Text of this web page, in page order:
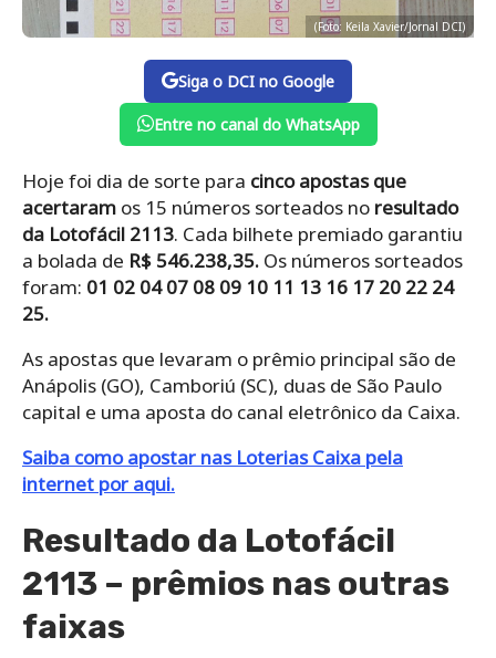
(Foto: Keila Xavier/Jornal DCI)
Siga o DCI no Google
Entre no canal do WhatsApp
Hoje foi dia de sorte para cinco apostas que
acertaram os 15 números sorteados no resultado
da Lotofácil 2113. Cada bilhete premiado garantiu
a bolada de R$ 546.238,35. Os números sorteados
foram: 01 02 04 07 08 09 10 11 13 16 17 20 22 24
25.
As apostas que levaram o prêmio principal são de
Anápolis (GO), Camboriú (SC), duas de São Paulo
capital e uma aposta do canal eletrônico da Caixa.
Saiba como apostar nas Loterias Caixa pela
internet por aqui.
Resultado da Lotofácil
2113 – prêmios nas outras
faixas